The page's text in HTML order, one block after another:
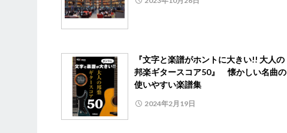
『文字と楽譜がホントに大きい!! 大人の
邦楽ギタースコア50』 懐かしい名曲の
使いやすい楽譜集
2024年2月19日